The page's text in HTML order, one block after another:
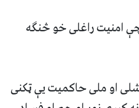
امنیت راغلی خو څنګه
او ملی حاکمیت یې ټکنی